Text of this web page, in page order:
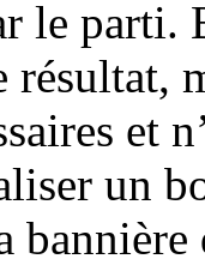
le parti.
résultat,
et
un